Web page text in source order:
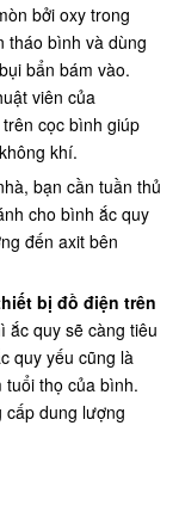
bởi oxy trong
tháo bình và dùng
bẩn bám vào.
viên của
cọc bình giúp
khí.
bạn cần tuần thủ
cho bình ắc quy
đến axit bên
bị đồ điện trên
ắc quy sẽ càng tiêu
quy yếu cũng là
thọ của bình.
cấp dung lượng